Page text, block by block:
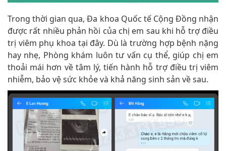
Trong thời gian qua, Đa khoa Quốc tế Cộng Đồng nhận
được rất nhiều phản hồi của chị em sau khi hỗ trợ điều
trị viêm phụ khoa tại đây. Dù là trường hợp bệnh nặng
hay nhẹ, Phòng khám luôn tư vấn cụ thể, giúp chị em
thoải mái hơn về tâm lý, tiến hành hỗ trợ điều trị viêm
nhiễm, bảo vệ sức khỏe và khả năng sinh sản về sau.